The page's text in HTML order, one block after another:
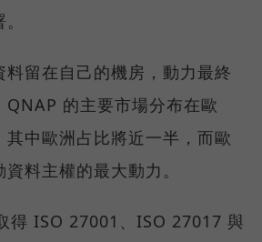
留在自己的機房，動力最終
QNAP 的主要市場分布在歐
中歐洲占比將近一半，而歐
料主權的最大動力。
得 ISO 27001、ISO 27017 與